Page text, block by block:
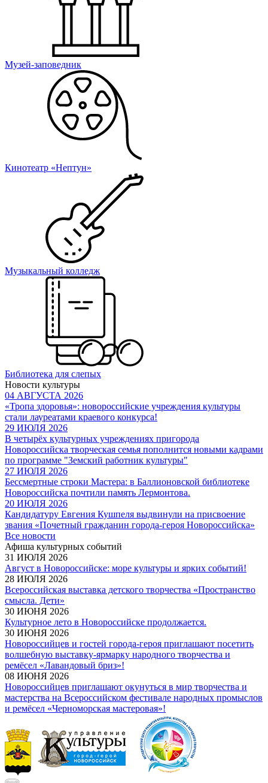
Музей-заповедник
Кинотеатр «Нептун»
Музыкальный колледж
Библиотека для слепых
Новости культуры
04 АВГУСТА 2026
«Тропа здоровья»: новороссийские учреждения культуры
стали лауреатами краевого конкурса!
29 ИЮЛЯ 2026
В четырёх культурных учреждениях пригорода
Новороссийска творческая семья пополнится новыми кадрами
по программе "Земский работник культуры"
27 ИЮЛЯ 2026
Бессмертные строки Мастера: в Баллионовской библиотеке
Новороссийска почтили память Лермонтова.
20 ИЮЛЯ 2026
Кандидатуру Евгения Кушпеля выдвинули на присвоение
звания «Почетный гражданин города-героя Новороссийска»
Все новости
Афиша культурных событий
31 ИЮЛЯ 2026
Август в Новороссийске: море культуры и ярких событий!
28 ИЮЛЯ 2026
Всероссийская выставка детского творчества «Пространство
смысла. Дети»
30 ИЮНЯ 2026
Культурное лето в Новороссийске продолжается.
30 ИЮНЯ 2026
Новороссийцев и гостей города-героя приглашают посетить
волшебную выставку-ярмарку народного творчества и
ремёсел «Лавандовый бриз»!
08 ИЮНЯ 2026
Новороссийцев приглашают окунуться в мир творчества и
мастерства на Всероссийском фестивале народных промыслов
и ремёсел «Черноморская мастеровая»!